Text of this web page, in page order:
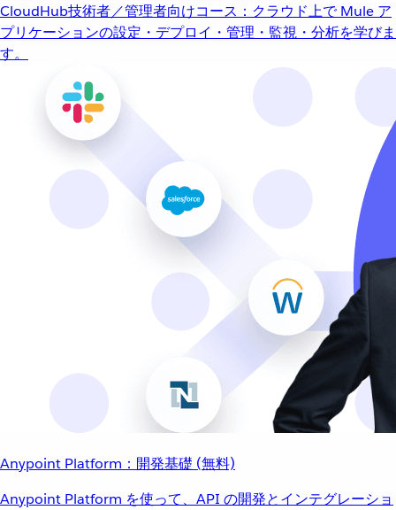
CloudHub技術者／管理者向けコース：クラウド上で Mule ア
プリケーションの設定・デプロイ・管理・監視・分析を学びま
す。
Anypoint Platform：開発基礎 (無料)
Anypoint Platform を使って、API の開発とインテグレーショ